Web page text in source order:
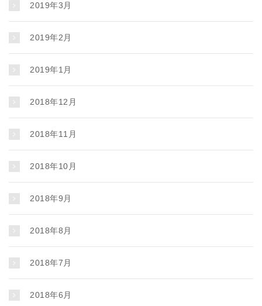
2019年3月
2019年2月
2019年1月
2018年12月
2018年11月
2018年10月
2018年9月
2018年8月
2018年7月
2018年6月